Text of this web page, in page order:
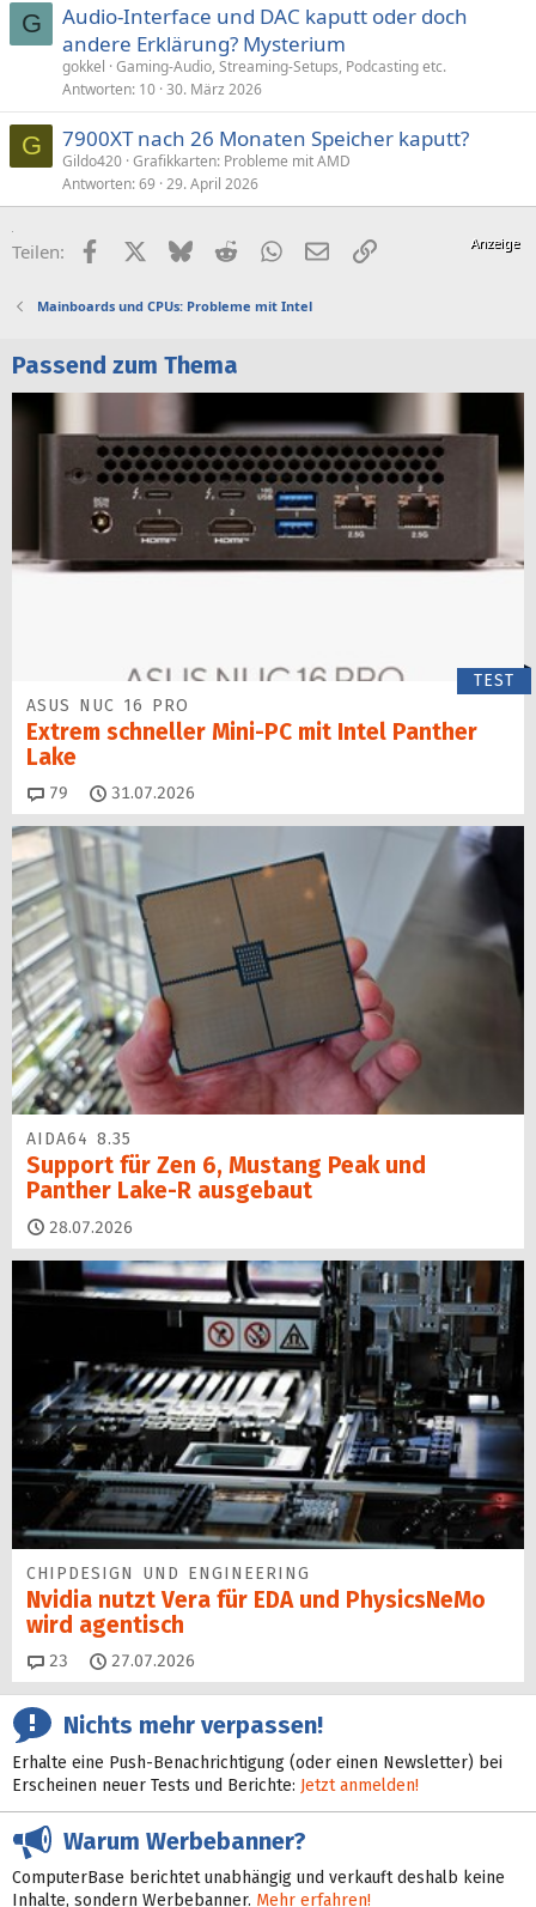
G
Audio-Interface und DAC kaputt oder doch
andere Erklärung? Mysterium
gokkel Gaming-Audio, Streaming-Setups, Podcasting etc.
Antworten 10 30. März 2026
G 7900XT nach 26 Monaten Speicher kaputt?
Gildo420 Grafikkarten: Probleme mit AMD
Antworten 69 29. April 2026
Teilen: FacebookX (Twitter)
BlueskyRedditWhatsApp
E-MailLink
Mainboards und CPUs: Probleme mit Intel
Passend zum Thema
TEST
ASUS NUC 16 PRO
Extrem schneller Mini-PC mit Intel Panther
Lake
79 Kommentare
31.07.2026
AIDA64 8.35
Support für Zen 6, Mustang Peak und
Panther Lake-R ausgebaut
28.07.2026
CHIPDESIGN UND ENGINEERING
Nvidia nutzt Vera für EDA und PhysicsNeMo
wird agentisch
23 Kommentare
27.07.2026
Nichts mehr verpassen!
Erhalte eine Push-Benachrichtigung (oder einen Newsletter) bei
Erscheinen neuer Tests und Berichte: Jetzt anmelden!
Warum Werbebanner?
ComputerBase berichtet unabhängig und verkauft deshalb keine
Inhalte, sondern Werbebanner. Mehr erfahren!